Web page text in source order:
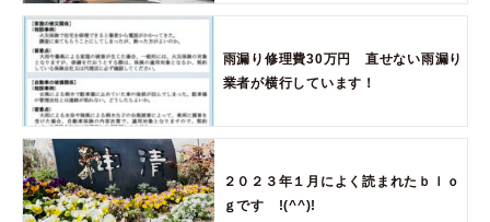
雨漏り修理費30万円 直せない雨漏り
業者が横行しています！
２０２３年１月によく読まれたｂｌｏ
ｇです !(^^)!